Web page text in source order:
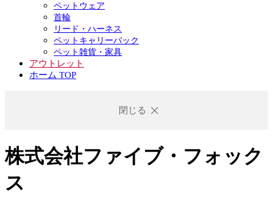
ペットウェア
首輪
リード・ハーネス
ペットキャリーバック
ペット雑貨・家具
アウトレット
ホーム TOP
閉じる
株式会社ファイブ・フォック
ス